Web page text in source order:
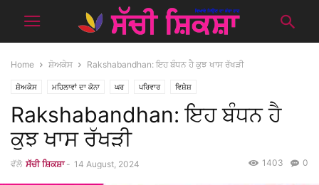
Home ਸ਼ੋਅਕੇਸ Rakshabandhan: ਇਹ ਬੰਧਨ ਹੈ ਕੁਝ ਖਾਸ ਰੱਖੜੀ
ਸ਼ੋਅਕੇਸ ਮਹਿਲਾਵਾਂ ਦਾ ਕੋਨਾ ਘਰ ਪਰਿਵਾਰ ਵਿਸ਼ੇਸ਼
Rakshabandhan: ਇਹ ਬੰਧਨ ਹੈ
ਕੁਝ ਖਾਸ ਰੱਖੜੀ
ਵੱਲੋ ਸੱਚੀ ਸ਼ਿਕਸ਼ਾ - 14 August, 2024 0
1403